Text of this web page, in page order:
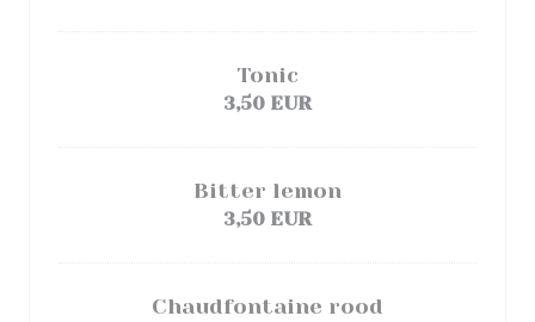
Tonic
3,50 EUR
Bitter lemon
3,50 EUR
Chaudfontaine rood